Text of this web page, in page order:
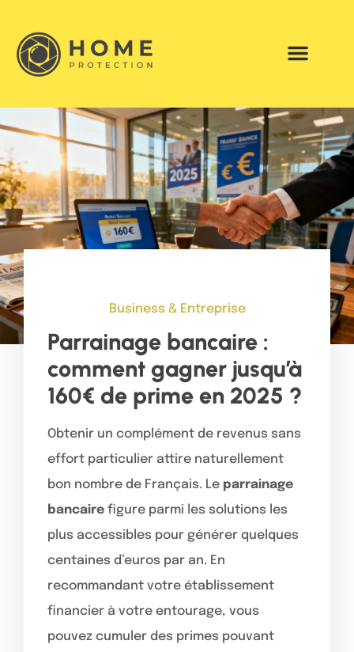
Business & Entreprise
Parrainage bancaire :
comment gagner jusqu’à
160€ de prime en 2025 ?
Obtenir un complément de revenus sans
effort particulier attire naturellement
bon nombre de Français. Le parrainage
bancaire figure parmi les solutions les
plus accessibles pour générer quelques
centaines d’euros par an. En
recommandant votre établissement
financier à votre entourage, vous
pouvez cumuler des primes pouvant